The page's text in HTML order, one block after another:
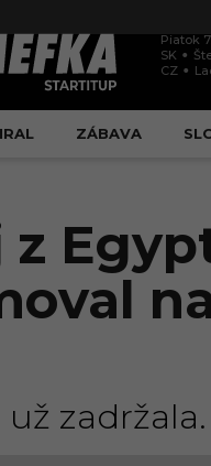
Piatok
SK
CZ
ZÁBAVA
z
zadržala.